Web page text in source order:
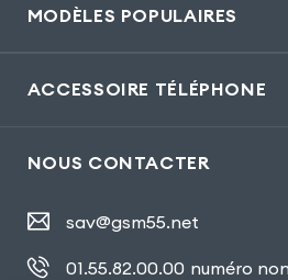
MODÈLES POPULAIRES
ACCESSOIRE TÉLÉPHONE
NOUS CONTACTER
sav@gsm55.net
01.55.82.00.00 numéro